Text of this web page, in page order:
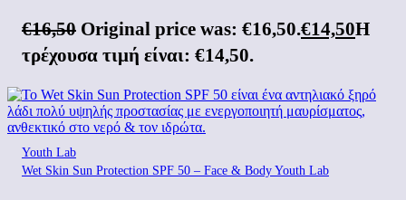
€16,50 Original price was: €16,50.€14,50Η
τρέχουσα τιμή είναι: €14,50.
Youth Lab
Wet Skin Sun Protection SPF 50 – Face & Body Youth Lab